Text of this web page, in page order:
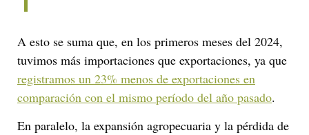
A esto se suma que, en los primeros meses del 2024,
tuvimos más importaciones que exportaciones, ya que
registramos un 23% menos de exportaciones en
comparación con el mismo período del año pasado.
En paralelo, la expansión agropecuaria y la pérdida de